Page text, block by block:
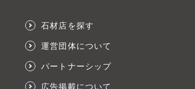
石材店を探す
運営団体について
パートナーシップ
広告掲載について